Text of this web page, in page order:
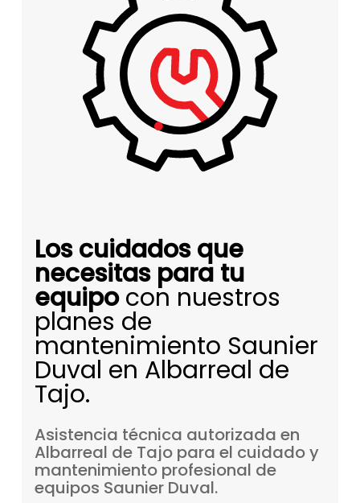
Los cuidados que
necesitas para tu
equipocon nuestros
planes de
mantenimiento Saunier
Duval en Albarreal de
Tajo.
Asistencia técnica autorizada en
Albarreal de Tajo para el cuidadoy
mantenimiento profesional de
equipos Saunier Duval.